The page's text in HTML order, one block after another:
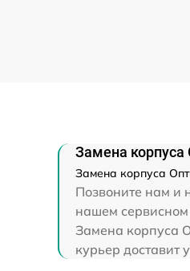
Замена корпуса
Замена корпуса
Позвоните нам и
нашем сервисном
Замена корпуса
курьер доставит